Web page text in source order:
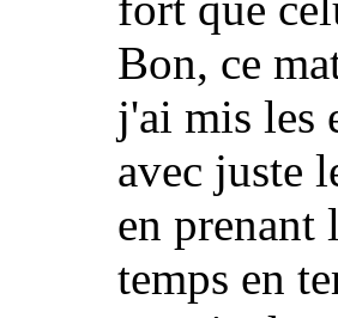
Bon, ce
j'ai mis les
avec juste
en prenant
temps en